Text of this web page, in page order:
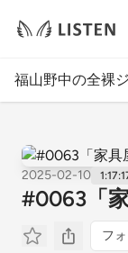
福山野中の全裸
2025-02-10
#0063「家
フ